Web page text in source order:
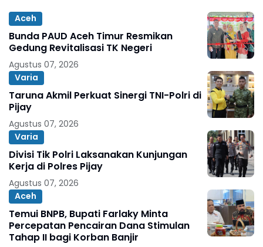
Aceh
Bunda PAUD Aceh Timur Resmikan
Gedung Revitalisasi TK Negeri
Agustus 07, 2026
Varia
Taruna Akmil Perkuat Sinergi TNI-Polri di
Pijay
Agustus 07, 2026
Varia
Divisi Tik Polri Laksanakan Kunjungan
Kerja di Polres Pijay
Agustus 07, 2026
Aceh
Temui BNPB, Bupati Farlaky Minta
Percepatan Pencairan Dana Stimulan
Tahap II bagi Korban Banjir